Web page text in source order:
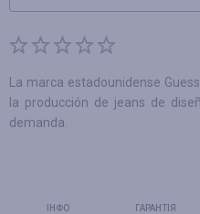
La marca estadounidense
la producción de jeans de
demanda.
ІНФО ГАРАНТІЯ